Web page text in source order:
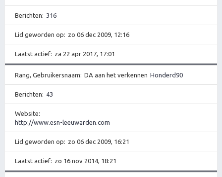
Berichten 316
Lid geworden op zo 06 dec 2009, 12:16
Laatst actief za 22 apr 2017, 17:01
Rang, Gebruikersnaam DA aan het verkennen Honderd90
Berichten 43
Website
http://www.esn-leeuwarden.com
Lid geworden op zo 06 dec 2009, 16:21
Laatst actief zo 16 nov 2014, 18:21